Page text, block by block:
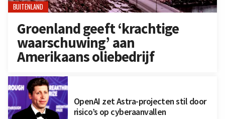
BUITENLAND
Groenland geeft ‘krachtige
waarschuwing’ aan
Amerikaans oliebedrijf
OpenAI zet Astra-projecten stil door
risico’s op cyberaanvallen